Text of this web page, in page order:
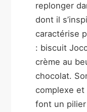
replonger
dont il
caractérise
: biscuit
crème au
chocolat.
complexe
font un